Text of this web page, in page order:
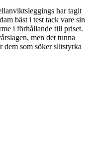
har tagit
bäst i test tack vare sin
i förhållande till priset.
men det tunna
dem som söker slitstyrka